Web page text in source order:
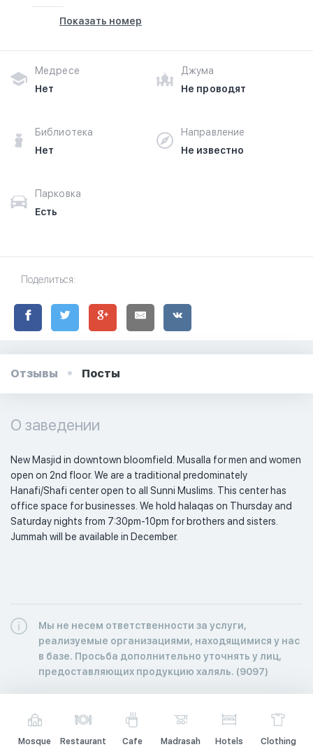
Показать номер
Медресе
Нет
Джума
Не проводят
Библиотека
Нет
Направление
Не известно
Парковка
Есть
Поделиться:
Отзывы Посты
О заведении
New Masjid in downtown bloomfield. Musalla for men and women
open on 2nd floor. We are a traditional predominately
Hanafi/Shafi center open to all Sunni Muslims. This center has
office space for businesses. We hold halaqas on Thursday and
Saturday nights from 7:30pm-10pm for brothers and sisters.
Jummah will be available in December.
Мы не несем ответственности за услуги,
реализуемые организациями, находящимися у нас
в базе. Просьба дополнительно уточнять у лиц,
предоставляющих продукцию халяль. (9097)
Mosque Restaurant Cafe Madrasah Hotels
Clothing